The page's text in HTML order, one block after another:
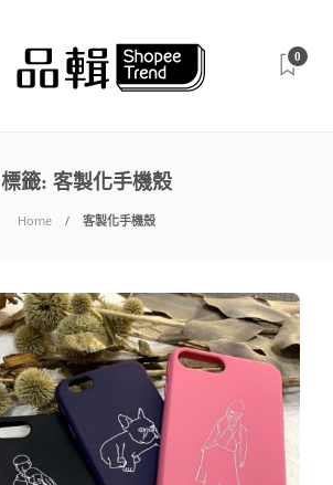
0
標籤: 客製化手機殼
Home 客製化手機殼